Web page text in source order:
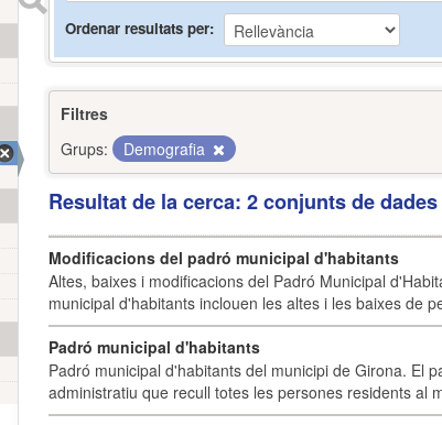
Ordenar resultats per
Filtres
Grups:
Demografia
Resultat de la cerca: 2 conjunts de dades
Modificacions del padró municipal d'habitants
Altes, baixes i modificacions del Padró Municipal
municipal d'habitants inclouen les altes i les baixes de
Padró municipal d'habitants
Padró municipal d'habitants del municipi de Girona. El
administratiu que recull totes les persones residents al